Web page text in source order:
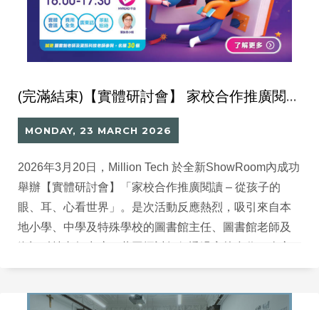
(完滿結束)【實體研討會】 家校合作推廣閱讀- 從孩子的眼、耳、心看世界| 蘇淑貞女士、HYREAD、葉詠恩小姐聯手打造全人關顧校園
MONDAY, 23 MARCH 2026
2026年3月20日，Million Tech 於全新ShowRoom內成功
舉辦【實體研討會】「家校合作推廣閱讀 – 從孩子的
眼、耳、心看世界」。是次活動反應熱烈，吸引來自本
地小學、中學及特殊學校的圖書館主任、圖書館老師及
位支援學生的情緒健康與心理韌性。